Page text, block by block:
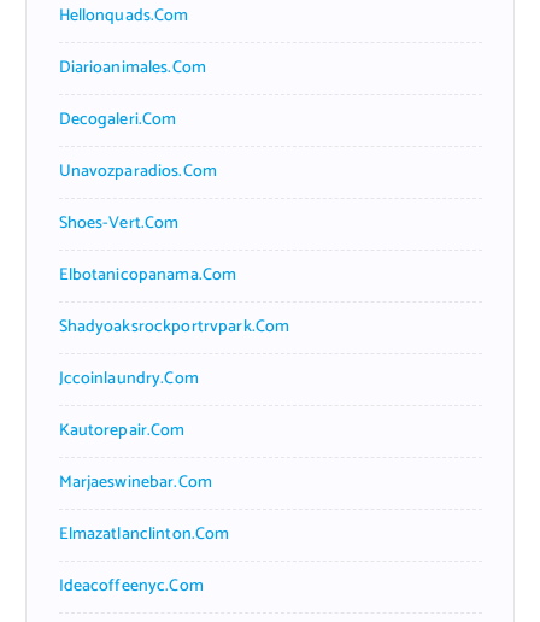
Hellonquads.com
Diarioanimales.com
Decogaleri.com
Unavozparadios.com
Shoes-Vert.com
Elbotanicopanama.com
Shadyoaksrockportrvpark.com
Jccoinlaundry.com
Kautorepair.com
Marjaeswinebar.com
Elmazatlanclinton.com
Ideacoffeenyc.com